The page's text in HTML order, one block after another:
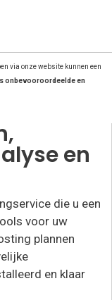
via onze website kunnen een
onbevooroordeelde en
en
die u een
voor uw
plannen
en klaar